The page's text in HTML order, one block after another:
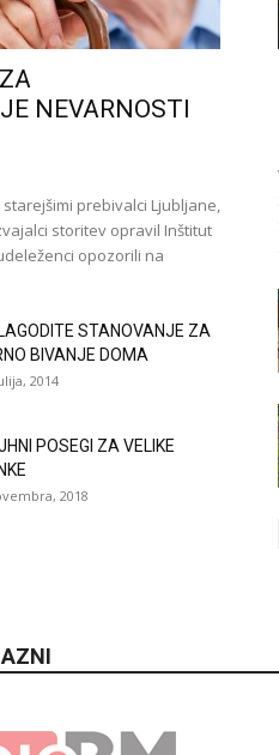
NEVARNOSTI
prebivalci Ljubljane,
storitev opravil Inštitut
opozorili na
STANOVANJE ZA
BIVANJE DOMA
2014
POSEGI ZA VELIKE
2018